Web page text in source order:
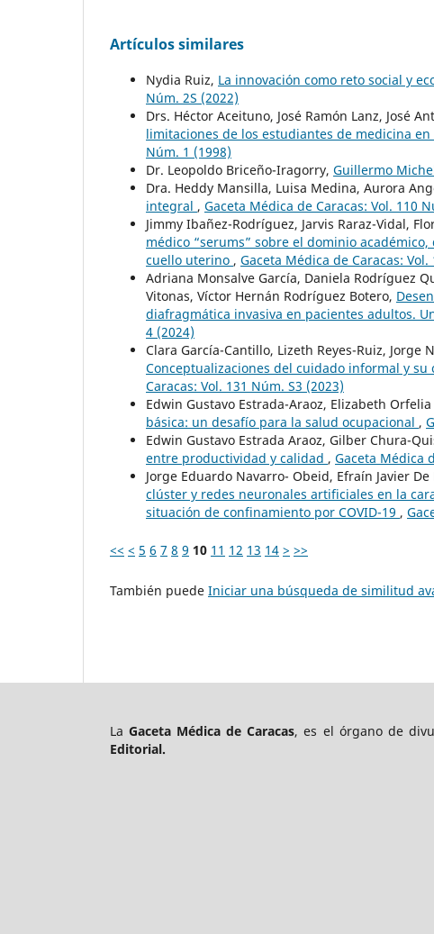
Artículos similares
Nydia Ruiz, La innovación como reto social y
Núm. 2S (2022)
Drs. Héctor Aceituno, José Ramón Lanz, José
limitaciones de los estudiantes de medicina
Núm. 1 (1998)
Dr. Leopoldo Briceño-Iragorry, Guillermo
Dra. Heddy Mansilla, Luisa Medina, Aurora
integral , Gaceta Médica de Caracas: Vol. 110
Jimmy Ibañez-Rodríguez, Jarvis Raraz-Vidal,
médico “serums” sobre el dominio
cuello uterino , Gaceta Médica de Caracas:
Adriana Monsalve García, Daniela Rodríguez
Vitonas, Víctor Hernán Rodríguez Botero,
diafragmática invasiva en pacientes adultos.
4 (2024)
Clara García-Cantillo, Lizeth Reyes-Ruiz,
Conceptualizaciones del cuidado informal y
Caracas: Vol. 131 Núm. S3 (2023)
Edwin Gustavo Estrada-Araoz, Elizabeth
básica: un desafío para la salud ocupacional ,
Edwin Gustavo Estrada Araoz, Gilber Chura-
entre productividad y calidad , Gaceta Médica
Jorge Eduardo Navarro- Obeid, Efraín Javier
clúster y redes neuronales artificiales en la
situación de confinamiento por COVID-19 ,
<< < 5 6 7 8 9 10 11 12 13 14 > >>
También puede Iniciar una búsqueda de similitud
LaGaceta Médica de Caracas, es el órgano de
Editorial.